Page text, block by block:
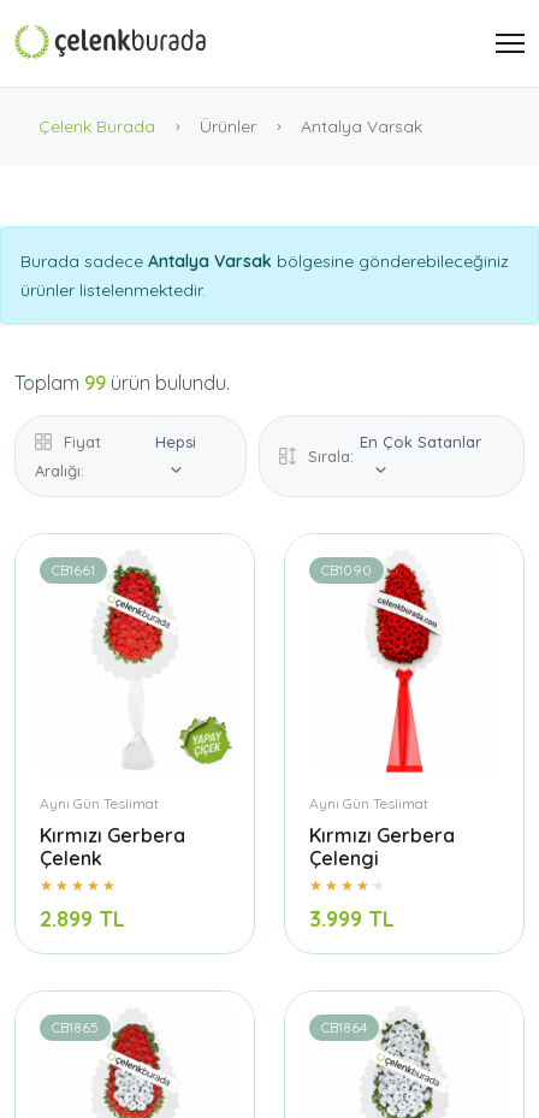
Çelenk Burada Ürünler Antalya Varsak
Burada sadece Antalya Varsak bölgesine gönderebileceğiniz
ürünler listelenmektedir.
Toplam 99 ürün bulundu.
Fiyat
Aralığı:
Hepsi
Sırala:
En Çok Satanlar
CB1661
Aynı Gün Teslimat
Kırmızı Gerbera
Çelenk
2.899 TL
CB1090
Aynı Gün Teslimat
Kırmızı Gerbera
Çelengi
3.999 TL
CB1865 CB1864